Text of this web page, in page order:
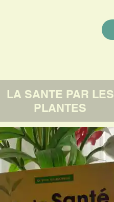
LA SANTE PAR LES
PLANTES